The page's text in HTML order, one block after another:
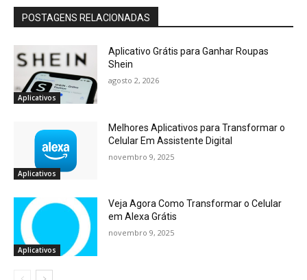
POSTAGENS RELACIONADAS
Aplicativos
Aplicativo Grátis para Ganhar Roupas
Shein
agosto 2, 2026
Aplicativos
Melhores Aplicativos para Transformar o
Celular Em Assistente Digital
novembro 9, 2025
Aplicativos
Veja Agora Como Transformar o Celular
em Alexa Grátis
novembro 9, 2025